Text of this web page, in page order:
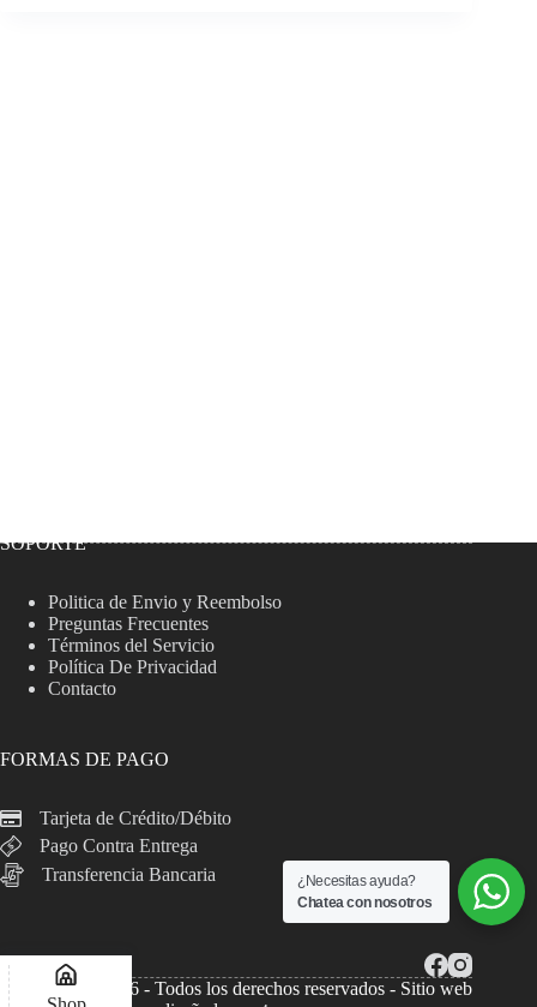
SOPORTE
Politica de Envio y Reembolso
Preguntas Frecuentes
Términos del Servicio
Política De Privacidad
Contacto
FORMAS DE PAGO
Tarjeta de Crédito/Débito
Pago Contra Entrega
Transferencia Bancaria
Copyright © 2026 - Todos los derechos reservados - Sitio web
¿Necesitas ayuda?
Chatea con nosotros